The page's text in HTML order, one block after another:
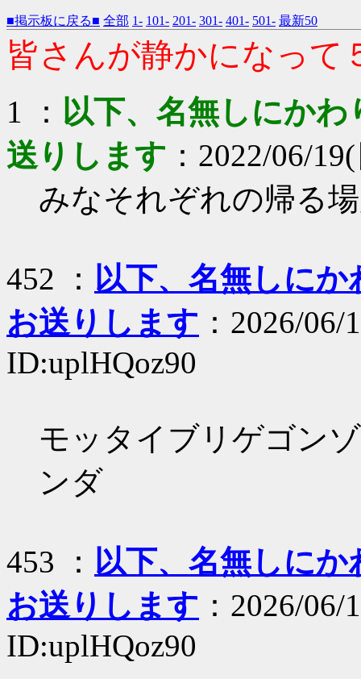
■掲示板に戻る■ 全部 1- 101- 201- 301- 401- 501- 最新50
皆さんが静かになって
1 ： 以下、名無しにか
送りします ：2022/06/
みなそれぞれの帰る
452 ： 以下、名無しに
お送りします ：2026/
ID:uplHQoz90
モッタイブリゲゴン
ンダ
453 ： 以下、名無しに
お送りします ：2026/
ID:uplHQoz90